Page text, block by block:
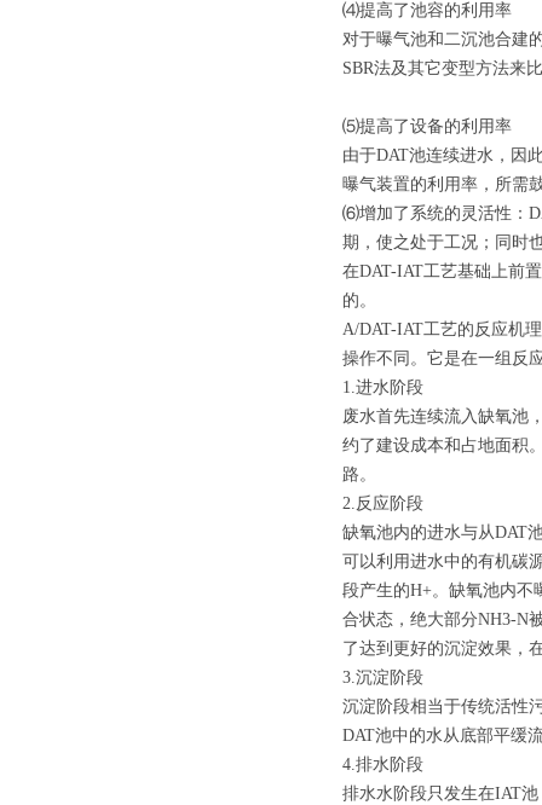
⑷提高了池容的利用率
对于曝气池和二沉池合建
SBR法及其它变型方法来
⑸提高了设备的利用率
由于DAT池连续进水，因
曝气装置的利用率，所需
⑹增加了系统的灵活性：
期，使之处于工况；同时
在DAT-IAT工艺基础上前
的。
A/DAT-IAT工艺的反应机
操作不同。它是在一组反
1.进水阶段
废水首先连续流入缺氧池
约了建设成本和占地面积
路。
2.反应阶段
缺氧池内的进水与从DAT
可以利用进水中的有机碳
段产生的H+。缺氧池内不
合状态，绝大部分NH3-N
了达到更好的沉淀效果，
3.沉淀阶段
沉淀阶段相当于传统活性
DAT池中的水从底部平缓
4.排水阶段
排水水阶段只发生在IAT